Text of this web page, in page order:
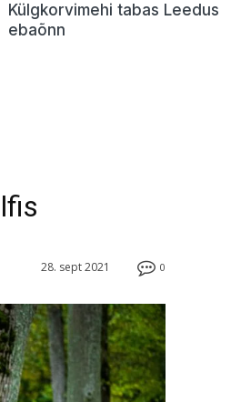
Külgkorvimehi tabas Leedus
ebaõnn